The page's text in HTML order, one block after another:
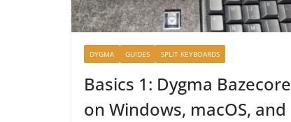
DYGMA GUIDES SPLIT KEYBOARDS
Basics 1: Dygma Bazecore
on Windows, macOS, and